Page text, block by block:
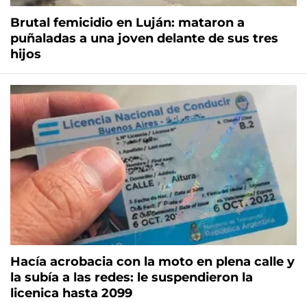
Brutal femicidio en Luján: mataron a
puñaladas a una joven delante de sus tres
hijos
Hacía acrobacia con la moto en plena calle y
la subía a las redes: le suspendieron la
licenica hasta 2099